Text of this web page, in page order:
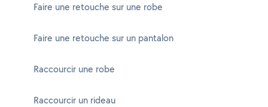
Faire une retouche sur une robe
Faire une retouche sur un pantalon
Raccourcir une robe
Raccourcir un rideau